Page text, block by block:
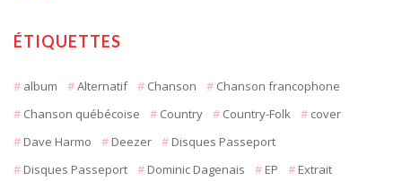
ÉTIQUETTES
album Alternatif Chanson
Chanson francophone
Chanson québécoise
Country Country-Folk
cover
Dave Harmo
Deezer
Disques Passeport
Disques Passeport
Dominic Dagenais EP
Extrait